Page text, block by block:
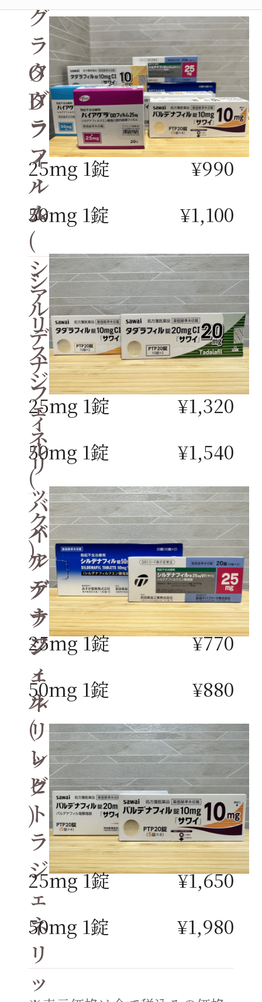
グ
ラ
O
D
フ
ィ
ル
ム
25mg 1錠
¥990
50mg 1錠
¥1,100
タ
ダ
ラ
フ
ィ
ル
(
シ
ア
リ
ス
ジ
ェ
ネ
リ
ッ
ク
)
25mg 1錠
¥1,320
50mg 1錠
¥1,540
シ
ル
デ
ナ
フ
ィ
ル
(
バ
イ
ア
グ
ラ
ジ
ェ
ネ
リ
ッ
ク
)
25mg 1錠
¥770
50mg 1錠
¥880
バ
ル
デ
ナ
フ
ィ
ル
(
レ
ビ
ト
ラ
ジ
ェ
ネ
リ
ッ
25mg 1錠
¥1,650
50mg 1錠
¥1,980